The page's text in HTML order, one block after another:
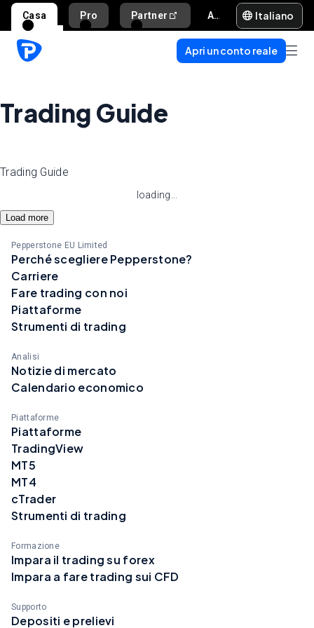
Casa Pro Partner Aiuto e supporto Italiano
Apri un conto reale
Trading Guide
Trading Guide
loading...
Load more
Pepperstone EU Limited
Perché scegliere Pepperstone?
Carriere
Fare trading con noi
Piattaforme
Strumenti di trading
Analisi
Notizie di mercato
Calendario economico
Piattaforme
Piattaforme
TradingView
MT5
MT4
cTrader
Strumenti di trading
Formazione
Impara il trading su forex
Impara a fare trading sui CFD
Supporto
Depositi e prelievi